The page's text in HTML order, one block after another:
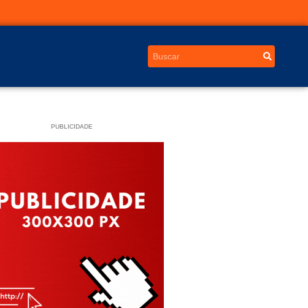
PUBLICIDADE